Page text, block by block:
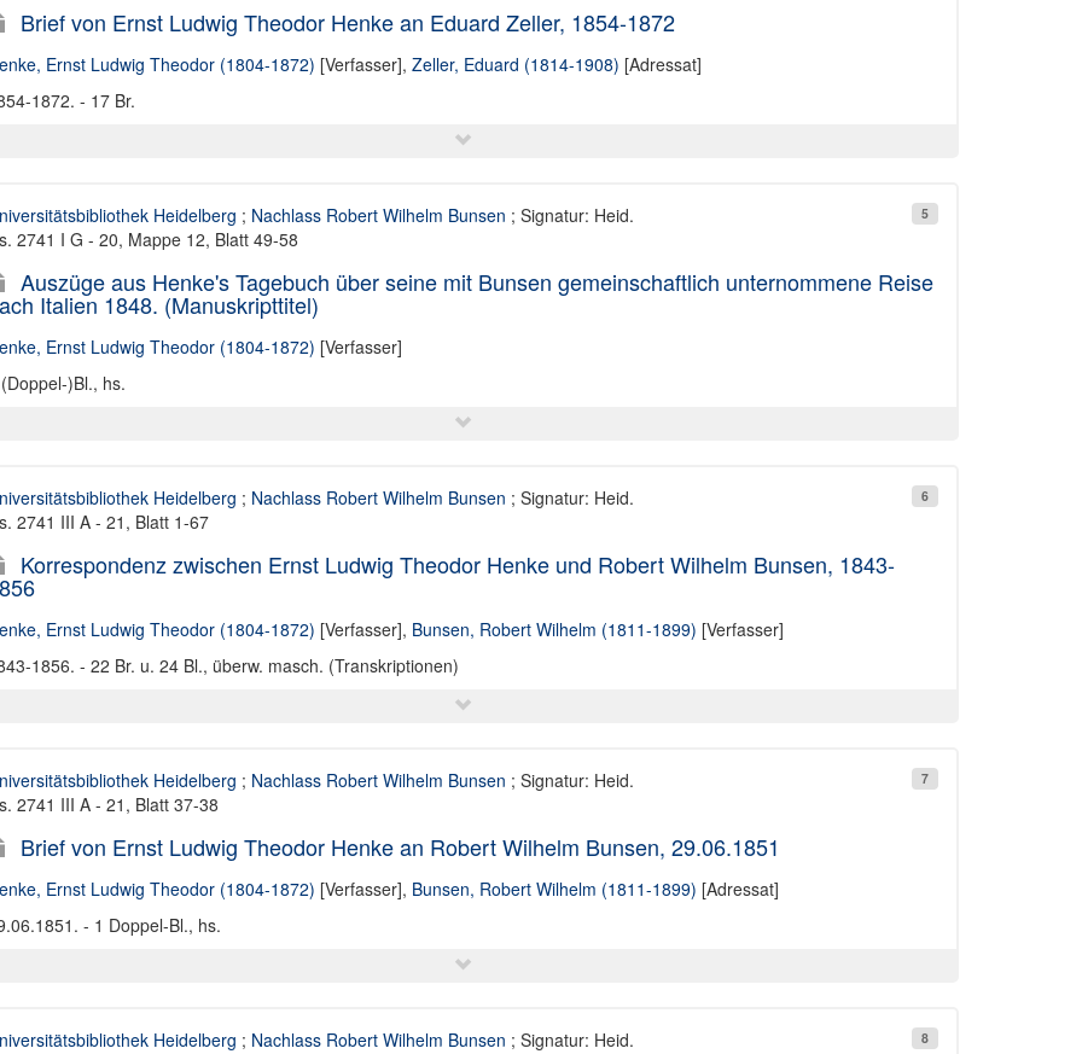
Brief von Ernst Ludwig Theodor Henke an Eduard Zeller, 1854-1872
Ernst Ludwig Theodor (1804-1872) [Verfasser], Zeller, Eduard (1814-1908) [Adressat]
1872. - 17 Br.
5
Heidelberg ; Nachlass Robert Wilhelm Bunsen ; Signatur: Heid.
2741 I G - 20, Mappe 12, Blatt 49-58
Auszüge aus Henke's Tagebuch über seine mit Bunsen gemeinschaftlich unternommene Reise
Italien 1848. (Manuskripttitel)
Ernst Ludwig Theodor (1804-1872) [Verfasser]
)Bl., hs.
6
Heidelberg ; Nachlass Robert Wilhelm Bunsen ; Signatur: Heid.
2741 III A - 21, Blatt 1-67
Korrespondenz zwischen Ernst Ludwig Theodor Henke und Robert Wilhelm Bunsen, 1843-
Ernst Ludwig Theodor (1804-1872) [Verfasser], Bunsen, Robert Wilhelm (1811-1899) [Verfasser]
1856. - 22 Br. u. 24 Bl., überw. masch. (Transkriptionen)
7
Heidelberg ; Nachlass Robert Wilhelm Bunsen ; Signatur: Heid.
2741 III A - 21, Blatt 37-38
Brief von Ernst Ludwig Theodor Henke an Robert Wilhelm Bunsen, 29.06.1851
Ernst Ludwig Theodor (1804-1872) [Verfasser], Bunsen, Robert Wilhelm (1811-1899) [Adressat]
- 1 Doppel-Bl., hs.
8
Heidelberg ; Nachlass Robert Wilhelm Bunsen ; Signatur: Heid.